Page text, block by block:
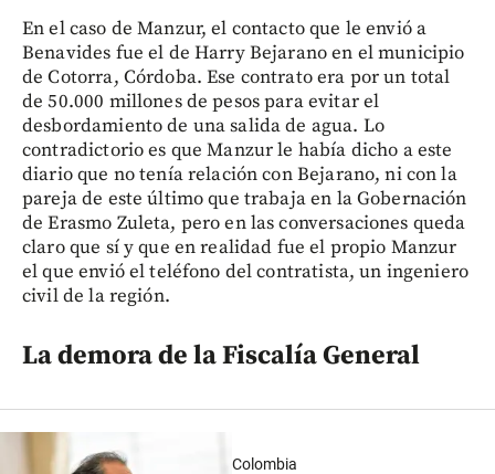
En el caso de Manzur, el contacto que le envió a
Benavides fue el de Harry Bejarano en el municipio
de Cotorra, Córdoba. Ese contrato era por un total
de 50.000 millones de pesos para evitar el
desbordamiento de una salida de agua. Lo
contradictorio es que Manzur le había dicho a este
diario que no tenía relación con Bejarano, ni con la
pareja de este último que trabaja en la Gobernación
de Erasmo Zuleta, pero en las conversaciones queda
claro que sí y que en realidad fue el propio Manzur
el que envió el teléfono del contratista, un ingeniero
civil de la región.
La demora de la Fiscalía General
Colombia